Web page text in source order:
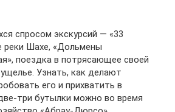
спросом экскурсий — «33
реки Шахе, «Дольмены
поездка в потрясающее своей
Узнать, как делают
его и прихватить в
три бутылки можно во время